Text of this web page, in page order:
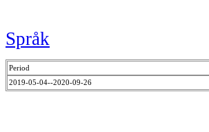
Språk
Period
2019-05-04--2020-09-26